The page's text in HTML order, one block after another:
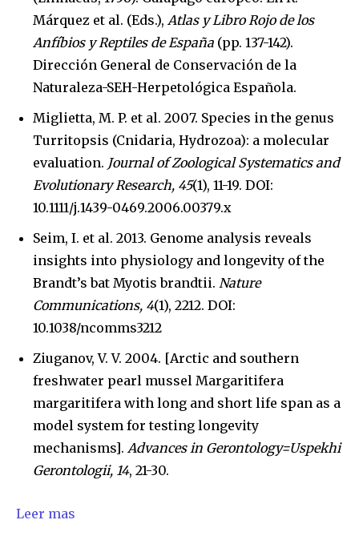
Márquez et al. (Eds.), Atlas y Libro Rojo de los
Anfíbios y Reptiles de España (pp. 137-142).
Dirección General de Conservación de la
Naturaleza-SEH-Herpetológica Española.
Miglietta, M. P. et al. 2007. Species in the genus
Turritopsis (Cnidaria, Hydrozoa): a molecular
evaluation. Journal of Zoological Systematics and
Evolutionary Research, 45(1), 11-19. DOI:
10.1111/j.1439-0469.2006.00379.x
Seim, I. et al. 2013. Genome analysis reveals
insights into physiology and longevity of the
Brandt’s bat Myotis brandtii. Nature
Communications, 4(1), 2212. DOI:
10.1038/ncomms3212
Ziuganov, V. V. 2004. [Arctic and southern
freshwater pearl mussel Margaritifera
margaritifera with long and short life span as a
model system for testing longevity
mechanisms]. Advances in Gerontology=Uspekhi
Gerontologii, 14, 21-30.
Leer mas